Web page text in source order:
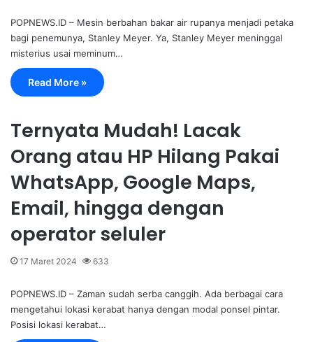
POPNEWS.ID – Mesin berbahan bakar air rupanya menjadi petaka
bagi penemunya, Stanley Meyer. Ya, Stanley Meyer meninggal
misterius usai meminum…
Read More »
Ternyata Mudah! Lacak
Orang atau HP Hilang Pakai
WhatsApp, Google Maps,
Email, hingga dengan
operator seluler
17 Maret 2024 633
POPNEWS.ID – Zaman sudah serba canggih. Ada berbagai cara
mengetahui lokasi kerabat hanya dengan modal ponsel pintar.
Posisi lokasi kerabat…